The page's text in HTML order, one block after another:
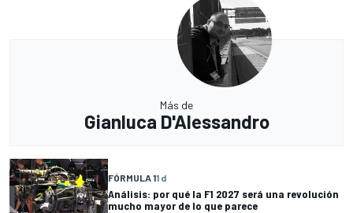
Más de
Gianluca D'Alessandro
FÓRMULA 11 d
Análisis: por qué la F1 2027 será una revolución
mucho mayor de lo que parece